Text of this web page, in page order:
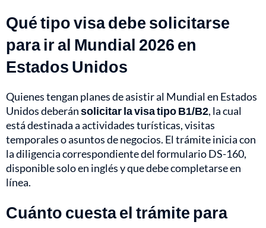
Qué tipo visa debe solicitarse
para ir al Mundial 2026 en
Estados Unidos
Quienes tengan planes de asistir al Mundial en Estados
Unidos deberánsolicitar la visa tipo B1/B2, la cual
está destinada a actividades turísticas, visitas
temporales o asuntos de negocios. El trámite inicia con
la diligencia correspondiente del formulario DS-160,
disponible solo en inglés y que debe completarse en
línea.
Cuánto cuesta el trámite para